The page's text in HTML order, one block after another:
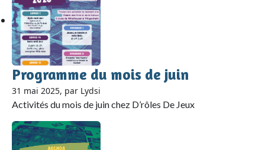
Programme du mois de juin
31 mai 2025, par Lydsi
Activités du mois de juin chez D’rôles De Jeux